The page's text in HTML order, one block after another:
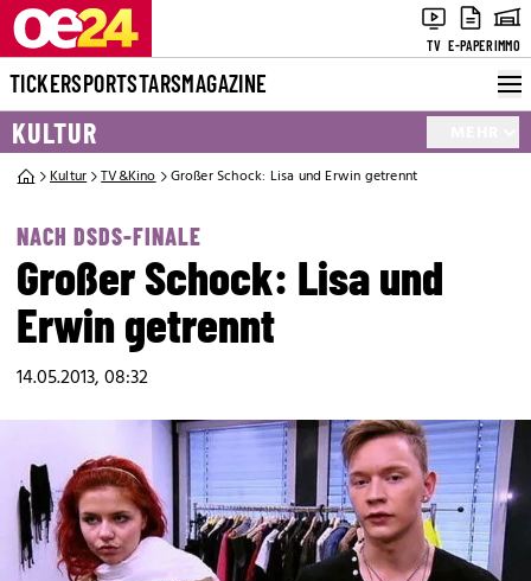
TV E-PAPERIMMO
TICKERSPORTSTARSMAGAZINE
KULTUR
Kultur TV&Kino Großer Schock: Lisa und Erwin getrennt
NACH DSDS-FINALE
Großer Schock: Lisa und
Erwin getrennt
14.05.2013, 08:32